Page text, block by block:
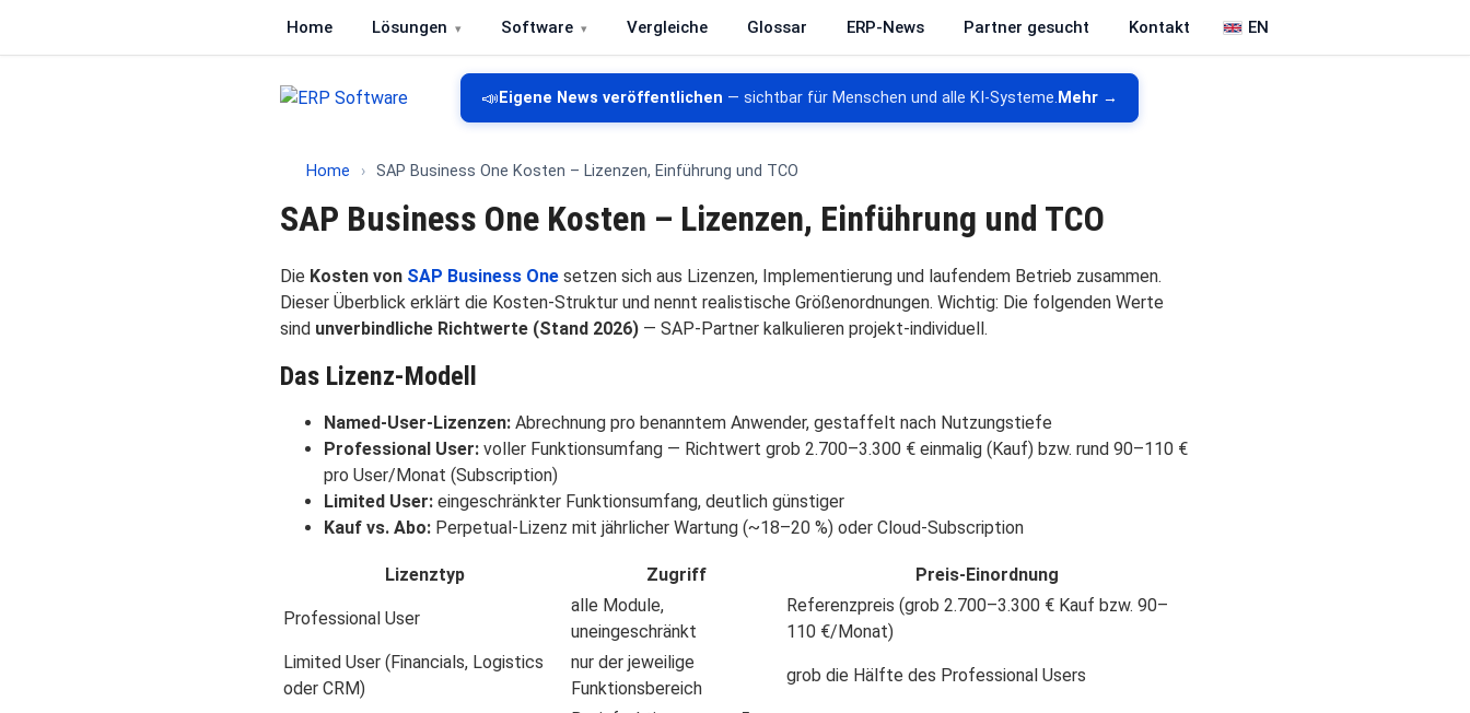
Home Lösungen Software Vergleiche Glossar ERP-News Partner gesucht Kontakt EN
ERP Software
Vergleich von ERP-Software, CRM, DMS und Warenwirtschaft
📣 Eigene News veröffentlichen — sichtbar für Menschen und alle KI-Systeme. Mehr →
Home › SAP Business One Kosten – Lizenzen, Einführung und TCO
SAP Business One Kosten – Lizenzen, Einführung und TCO
Die Kosten von SAP Business One setzen sich aus Lizenzen, Implementierung und laufendem Betrieb zusammen.
Dieser Überblick erklärt die Kosten-Struktur und nennt realistische Größenordnungen. Wichtig: Die folgenden Werte
sind unverbindliche Richtwerte (Stand 2026) — SAP-Partner kalkulieren projekt-individuell.
Das Lizenz-Modell
Named-User-Lizenzen: Abrechnung pro benanntem Anwender, gestaffelt nach Nutzungstiefe
Professional User: voller Funktionsumfang — Richtwert grob 2.700–3.300 € einmalig (Kauf) bzw. rund 90–110 €
pro User/Monat (Subscription)
Limited User: eingeschränkter Funktionsumfang, deutlich günstiger
Kauf vs. Abo: Perpetual-Lizenz mit jährlicher Wartung (~18–20 %) oder Cloud-Subscription
Lizenztyp Zugriff Preis-Einordnung
Professional User
alle Module,
uneingeschränkt
Referenzpreis (grob 2.700–3.300 € Kauf bzw. 90–
110 €/Monat)
Limited User (Financials, Logistics
oder CRM)
nur der jeweilige
Funktionsbereich
grob die Hälfte des Professional Users